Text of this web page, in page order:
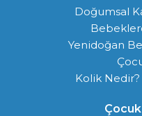
Doğumsal
Yenidoğan
Kolik Nedir?
Çocuk